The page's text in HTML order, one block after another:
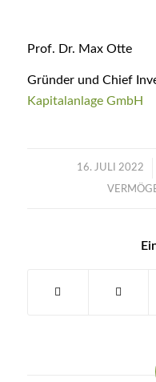
Prof. Dr. Max Otte
Gründer und Chief
Kapitalanlage GmbH
16. JULI 2022
/